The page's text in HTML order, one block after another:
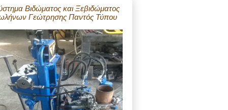
Βιδώματος και Ξεβιδώματος
Γεώτρησης Παντός Τύπου